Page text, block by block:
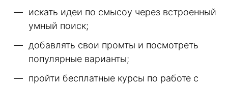
искать идеи по смысоу через встроенный
умный поиск;
добавлять свои промты и посмотреть
популярные варианты;
пройти бесплатные курсы по работе с